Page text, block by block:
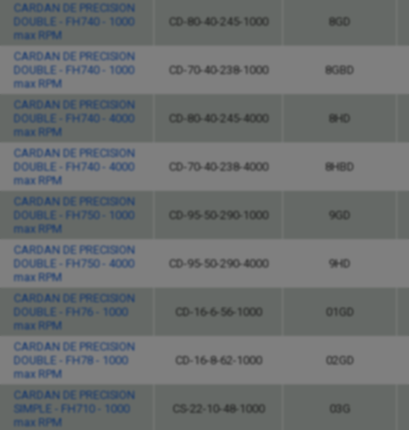
CARDAN DE PRECISION
DOUBLE - FH740 - 1000
max RPM
CD-80-40-245-1000 8GD
CARDAN DE PRECISION
DOUBLE - FH740 - 1000
max RPM
CD-70-40-238-1000 8GBD
CARDAN DE PRECISION
DOUBLE - FH740 - 4000
max RPM
CD-80-40-245-4000 8HD
CARDAN DE PRECISION
DOUBLE - FH740 - 4000
max RPM
CD-70-40-238-4000 8HBD
CARDAN DE PRECISION
DOUBLE - FH750 - 1000
max RPM
CD-95-50-290-1000 9GD
CARDAN DE PRECISION
DOUBLE - FH750 - 4000
max RPM
CD-95-50-290-4000 9HD
CARDAN DE PRECISION
DOUBLE - FH76 - 1000
max RPM
CD-16-6-56-1000 01GD
CARDAN DE PRECISION
DOUBLE - FH78 - 1000
max RPM
CD-16-8-62-1000 02GD
CARDAN DE PRECISION
SIMPLE - FH710 - 1000
max RPM
CS-22-10-48-1000 03G